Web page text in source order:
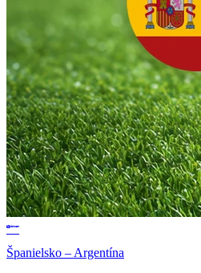
Španielsko – Argentína